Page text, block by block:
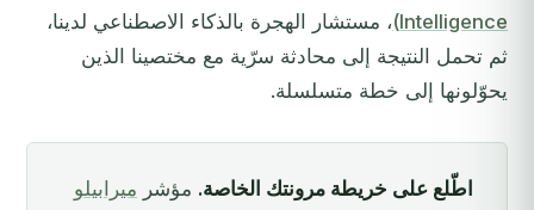
Intelligence) ، مستشار الهجرة بالذكاء الاصطناعي لدينا،
ثم تحمل النتيجة إلى محادثة سرّية مع مختصينا الذين
يحوّلونها إلى خطة متسلسلة.
اطّلع على خريطة مرونتك الخاصة. مؤشر ميرابيلو